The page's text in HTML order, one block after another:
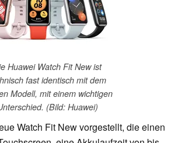
Huawei Watch Fit New ist
fast identisch mit dem
Modell, mit einem wichtigen
(Bild: Huawei)
Watch Fit New vorgestellt, die einen